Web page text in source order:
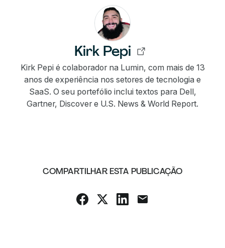
Kirk Pepi
Kirk Pepi é colaborador na Lumin, com mais de 13
anos de experiência nos setores de tecnologia e
SaaS. O seu portefólio inclui textos para Dell,
Gartner, Discover e U.S. News & World Report.
COMPARTILHAR ESTA PUBLICAÇÃO